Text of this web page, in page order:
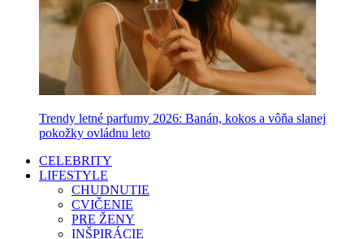
Trendy letné parfumy 2026: Banán, kokos a vôňa slanej
pokožky ovládnu leto
CELEBRITY
LIFESTYLE
CHUDNUTIE
CVIČENIE
PRE ŽENY
INŠPIRÁCIE